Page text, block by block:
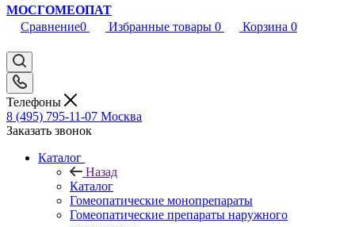
МОСГОМЕОПАТ
Сравнение0 Избранные товары 0 Корзина 0
Телефоны
8 (495) 795-11-07 Москва
Заказать звонок
Каталог
Назад
Каталог
Гомеопатические монопрепараты
Гомеопатические препараты наружного